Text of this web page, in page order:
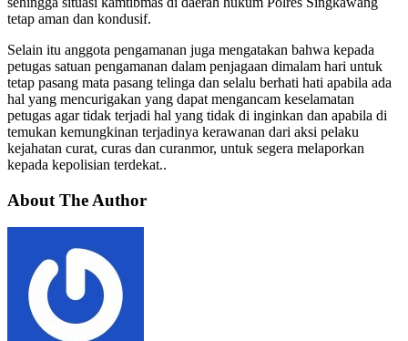
tetap aman dan kondusif.
Selain itu anggota pengamanan juga mengatakan bahwa kepada
petugas satuan pengamanan dalam penjagaan dimalam hari untuk
tetap pasang mata pasang telinga dan selalu berhati hati apabila ada
hal yang mencurigakan yang dapat mengancam keselamatan
petugas agar tidak terjadi hal yang tidak di inginkan dan apabila di
temukan kemungkinan terjadinya kerawanan dari aksi pelaku
kejahatan curat, curas dan curanmor, untuk segera melaporkan
kepada kepolisian terdekat..
About The Author